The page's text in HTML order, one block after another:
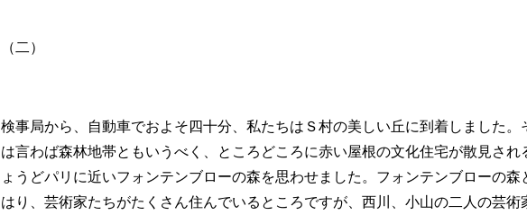
（二）
検事局から、自動車でおよそ四十分、私たちはＳ村の美しい丘に到着しました。
は言わば森林地帯ともいうべく、ところどころに赤い屋根の文化住宅が散見され
ょうどパリに近いフォンテンブローの森を思わせました。フォンテンブローの森
はり、芸術家たちがたくさん住んでいるところですが、西川、小山の二人の芸術